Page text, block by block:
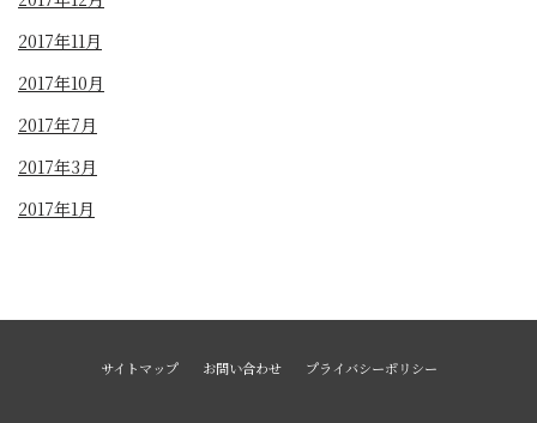
2017年11月
2017年10月
2017年7月
2017年3月
2017年1月
サイトマップ お問い合わせ プライバシーポリシー